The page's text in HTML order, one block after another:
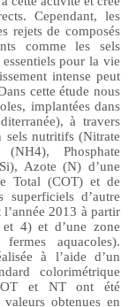
Cependant, les
rejets de composés
comme les sels
pour la vie
intense peut
cette étude nous
implantées dans
à travers
sels nutritifs (Nitrate
Phosphate
Azote (N) d’une
Total (COT) et de
superficiels d’autre
2013 à partir
4) et d’une zone
aquacoles).
à l’aide d’un
colorimétrique
et NT ont été
obtenues en